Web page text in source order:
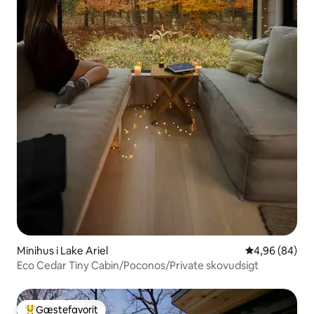
Minihus i Lake Ariel 4,96 ud af 5 i
4,96 (84)
Eco Cedar Tiny Cabin/Poconos/Private skovudsigt
Gæstefavorit